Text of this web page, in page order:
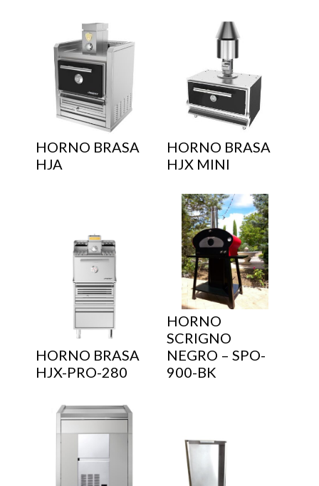
HORNO BRASA
HJA
HORNO BRASA
HJX MINI
HORNO BRASA
HJX-PRO-280
HORNO
SCRIGNO
NEGRO – SPO-
900-BK